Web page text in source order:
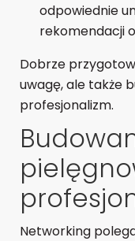
odpowiednie
rekomendacji
Dobrze
uwagę, ale także
profesjonalizm.
Networking